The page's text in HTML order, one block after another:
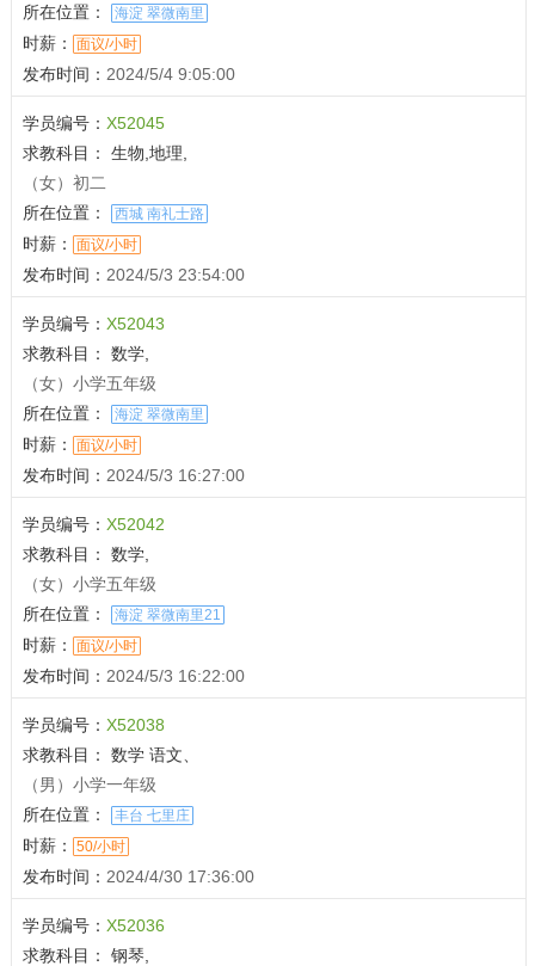
所在位置：
海淀 翠微南里
时薪： 面议/小时
发布时间： 2024/5/4 9:05:00
学员编号： X52045
求教科目： 生物,地理,
（女）初二
所在位置：
西城 南礼士路
时薪： 面议/小时
发布时间： 2024/5/3 23:54:00
学员编号： X52043
求教科目： 数学,
（女）小学五年级
所在位置：
海淀 翠微南里
时薪： 面议/小时
发布时间： 2024/5/3 16:27:00
学员编号： X52042
求教科目： 数学,
（女）小学五年级
所在位置：
海淀 翠微南里21
时薪： 面议/小时
发布时间： 2024/5/3 16:22:00
学员编号： X52038
求教科目： 数学 语文、
（男）小学一年级
所在位置：
丰台 七里庄
时薪： 50/小时
发布时间： 2024/4/30 17:36:00
学员编号： X52036
求教科目： 钢琴,